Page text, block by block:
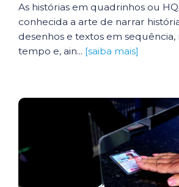
As histórias em quadrinhos ou
conhecida a arte de narrar
desenhos e textos em sequência,
tempo e, ain... [saiba mais]